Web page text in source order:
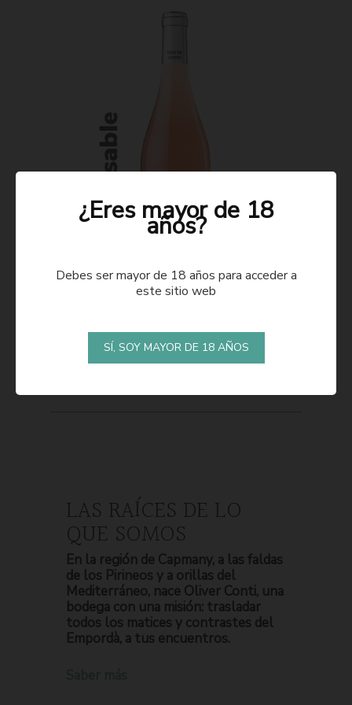
LAS RAÍCES DE LO
QUE SOMOS
En la región de Capmany, a las faldas
de los Pirineos y a orillas del
Mediterráneo, nace Oliver Conti, una
bodega con una misión: trasladar
todos los matices y contrastes del
Empordà, a tus encuentros.
¿Eres mayor de 18
años?
Debes ser mayor de 18 años para acceder a
este sitio web
SÍ, SOY MAYOR DE 18 AÑOS